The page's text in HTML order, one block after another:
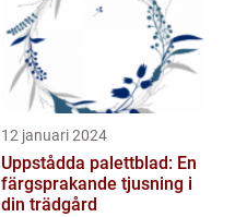
12 januari 2024
Uppstådda palettblad: En
färgsprakande tjusning i
din trädgård